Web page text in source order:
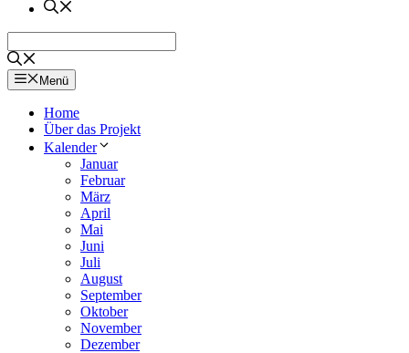
Menü
Home
Über das Projekt
Kalender
Januar
Februar
März
April
Mai
Juni
Juli
August
September
Oktober
November
Dezember